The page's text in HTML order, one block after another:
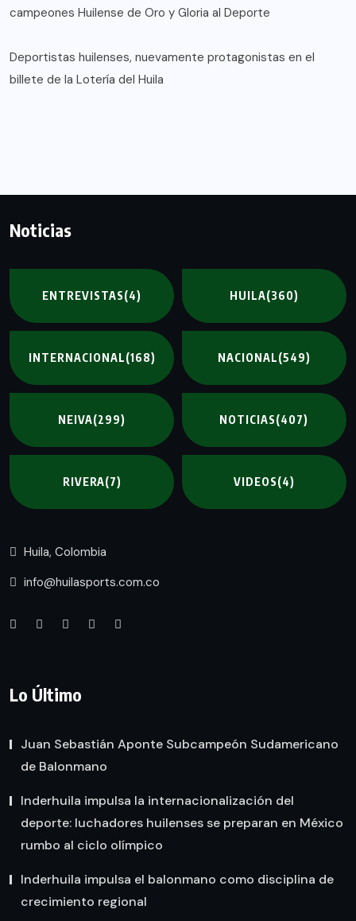
campeones Huilense de Oro y Gloria al Deporte
Deportistas huilenses, nuevamente protagonistas en el
billete de la Lotería del Huila
Noticias
ENTREVISTAS(4) HUILA(360)
INTERNACIONAL(168) NACIONAL(549)
NEIVA(299) NOTICIAS(407)
RIVERA(7) VIDEOS(4)
Huila, Colombia
info@huilasports.com.co
Lo Último
Juan Sebastián Aponte Subcampeón Sudamericano
de Balonmano
Inderhuila impulsa la internacionalización del
deporte: luchadores huilenses se preparan en México
rumbo al ciclo olímpico
Inderhuila impulsa el balonmano como disciplina de
crecimiento regional